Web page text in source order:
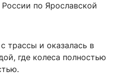
по Ярославской
трассы и оказалась в
где колеса полностью